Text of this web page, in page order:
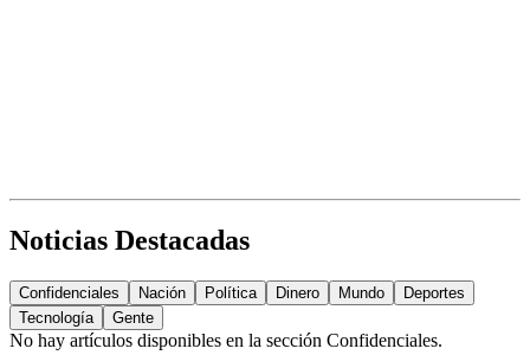
Noticias Destacadas
Confidenciales Nación Política Dinero Mundo
Deportes
Tecnología
Gente
No hay artículos disponibles en la sección Confidenciales.